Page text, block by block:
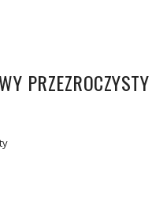
PRZEZROCZYSTY